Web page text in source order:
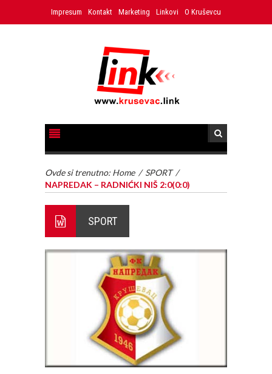
Impresum Kontakt Marketing Linkovi O Kruševcu
Ovde si trenutno: Home / SPORT /
NAPREDAK – RADNIĆKI NIŠ 2:0(0:0)
SPORT